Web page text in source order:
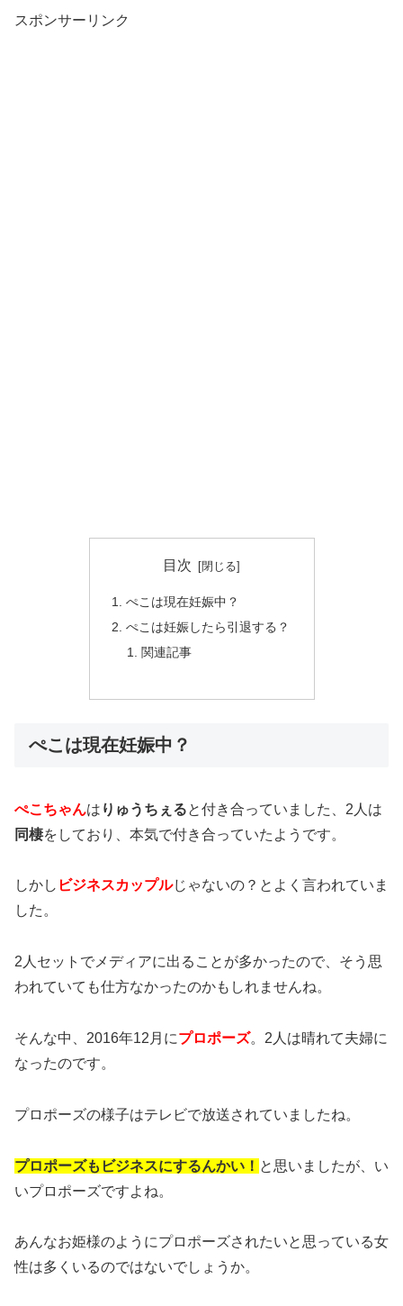
スポンサーリンク
目次
ぺこは現在妊娠中？
ぺこは妊娠したら引退する？
関連記事
ぺこは現在妊娠中？
ぺこちゃんは りゅうちぇると付き合っていました、2人は
同棲をしており、本気で付き合っていたようです。
しかし ビジネスカップルじゃないの？とよく言われていま
した。
2人セットでメディアに出ることが多かったので、そう思
われていても仕方なかったのかもしれませんね。
そんな中、2016年12月にプロポーズ。2人は晴れて夫婦に
なったのです。
プロポーズの様子はテレビで放送されていましたね。
プロポーズもビジネスにするんかい！ と思いましたが、い
いプロポーズですよね。
あんなお姫様のようにプロポーズされたいと思っている女
性は多くいるのではないでしょうか。